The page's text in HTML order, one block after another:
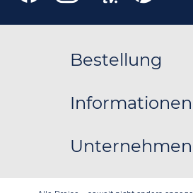
Bestellung
Informationen
Unternehmen